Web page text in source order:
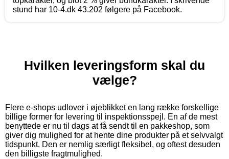
stund har 10-4.dk 43.202 følgere på Facebook.
Hvilken leveringsform skal du
vælge?
Flere e-shops udlover i øjeblikket en lang række forskellige
billige former for levering til inspektionsspejl. En af de mest
benyttede er nu til dags at få sendt til en pakkeshop, som
giver dig mulighed for at hente dine produkter på et selvvalgt
tidspunkt. Den er nemlig særligt fleksibel, og oftest desuden
den billigste fragtmulighed.